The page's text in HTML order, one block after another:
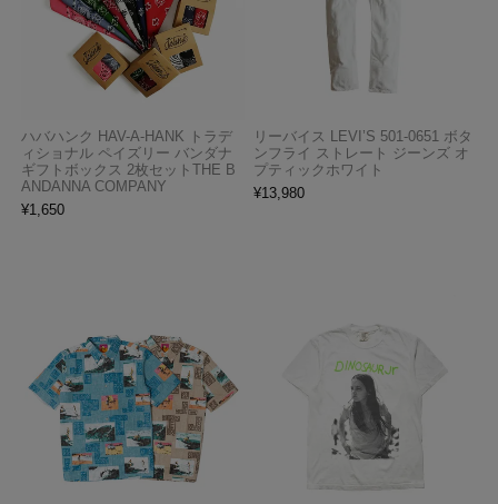
ハバハンク HAV-A-HANK トラデ
ィショナル ペイズリー バンダナ
ギフトボックス 2枚セットTHE B
ANDANNA COMPANY
¥1,650
リーバイス LEVI’S 501-0651 ボタ
ンフライ ストレート ジーンズ オ
プティックホワイト
¥13,980